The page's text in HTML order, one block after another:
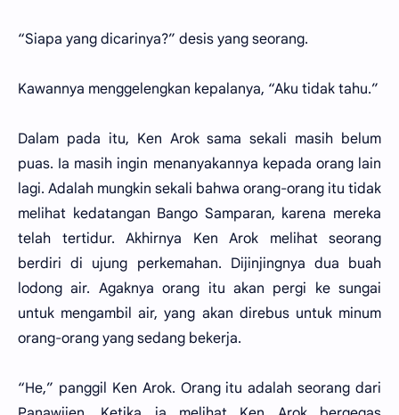
“Siapa yang dicarinya?” desis yang seorang.
Kawannya menggelengkan kepalanya, “Aku tidak tahu.”
Dalam pada itu, Ken Arok sama sekali masih belum
puas. Ia masih ingin menanyakannya kepada orang lain
lagi. Adalah mungkin sekali bahwa orang-orang itu tidak
melihat kedatangan Bango Samparan, karena mereka
telah tertidur. Akhirnya Ken Arok melihat seorang
berdiri di ujung perkemahan. Dijinjingnya dua buah
lodong air. Agaknya orang itu akan pergi ke sungai
untuk mengambil air, yang akan direbus untuk minum
orang-orang yang sedang bekerja.
“He,” panggil Ken Arok. Orang itu adalah seorang dari